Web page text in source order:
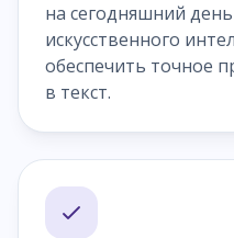
на сегодняшний
искусственного
обеспечить точное
в текст.